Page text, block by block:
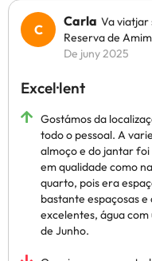
Carla Va viatjar
Reserva de
De juny 2025
Excel·lent
Gostámos da
todo o pessoal. A
almoço e do jantar
em qualidade como
quarto, pois era
bastante espaçosas
excelentes, água
de Junho.